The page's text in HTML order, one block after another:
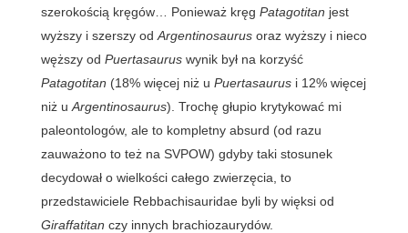
szerokością kręgów… Ponieważ kręg Patagotitan jest
wyższy i szerszy od Argentinosaurusoraz wyższy i nieco
węższy od Puertasauruswynik był na korzyść
Patagotitan (18% więcej niż u Puertasaurusi 12% więcej
niż u Argentinosaurus). Trochę głupio krytykować mi
paleontologów, ale to kompletny absurd (od razu
zauważono to też na SVPOW) gdyby taki stosunek
decydował o wielkości całego zwierzęcia, to
przedstawiciele Rebbachisauridae byli by więksi od
Giraffatitan czy innych brachiozaurydów.